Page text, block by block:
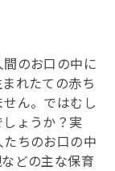
のお口の中に
れたての赤ち
ん。ではむし
ょうか？実
ちのお口の中
どの主な保育